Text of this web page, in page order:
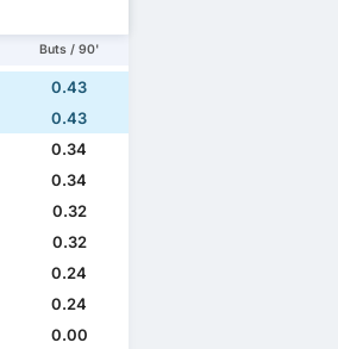
Buts / 90'
0.43
0.43
0.34
0.34
0.32
0.32
0.24
0.24
0.00